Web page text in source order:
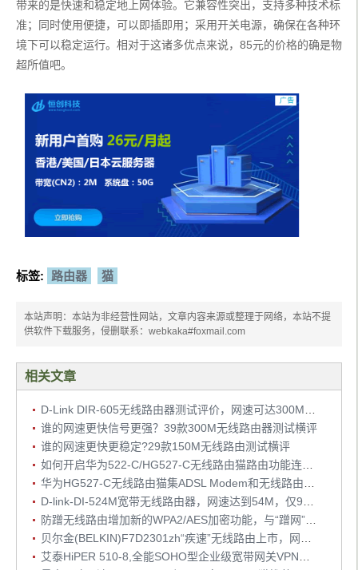
带来的是快速和稳定地上网体验。它兼容性突出，支持多种技术标
准；同时使用便捷，可以即插即用；采用开关电源，确保在各种环
境下可以稳定运行。相对于这诸多优点来说，85元的价格的确是物
超所值吧。
标签: 路由器 猫
本站声明：本站为非经营性网站，文章内容来源或整理于网络，本站不提
供软件下载服务，侵删联系：webkaka#foxmail.com
相关文章
谁的网速更快信号更强？39款300M无线路由器测试横评
谁的网速更快更稳定?29款150M无线路由测试横评